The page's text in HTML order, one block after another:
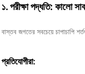
১. পরীক্ষা পদ্ধতি: কালো
বাস্তব জগতের সবচেয়ে চাপাচাপি
প্রতিযোগীরা: